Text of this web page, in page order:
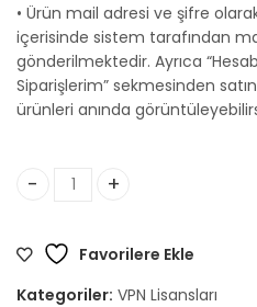
• Ürün mail adresi ve şifre
içerisinde sistem tarafından
gönderilmektedir. Ayrıca
Siparişlerim” sekmesinden satın
ürünleri anında
Windscribe VPN adet
Favorilere Ekle
Kategoriler: VPN Lisansları